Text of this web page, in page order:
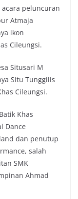
peluncuran
Atmaja
ikon
Cileungsi.
Situsari M
Situ Tunggilis
Cileungsi.
Khas
Dance
dan penutup
salah
SMK
Ahmad